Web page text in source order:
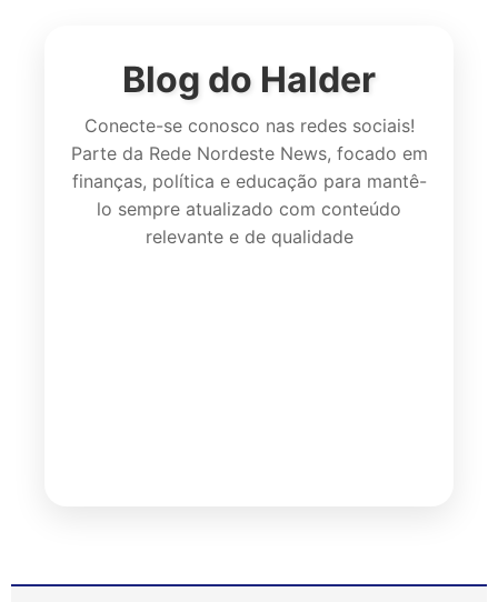
Blog do Halder
Conecte-se conosco nas redes sociais!
Parte da Rede Nordeste News, focado em
finanças, política e educação para mantê-
lo sempre atualizado com conteúdo
relevante e de qualidade